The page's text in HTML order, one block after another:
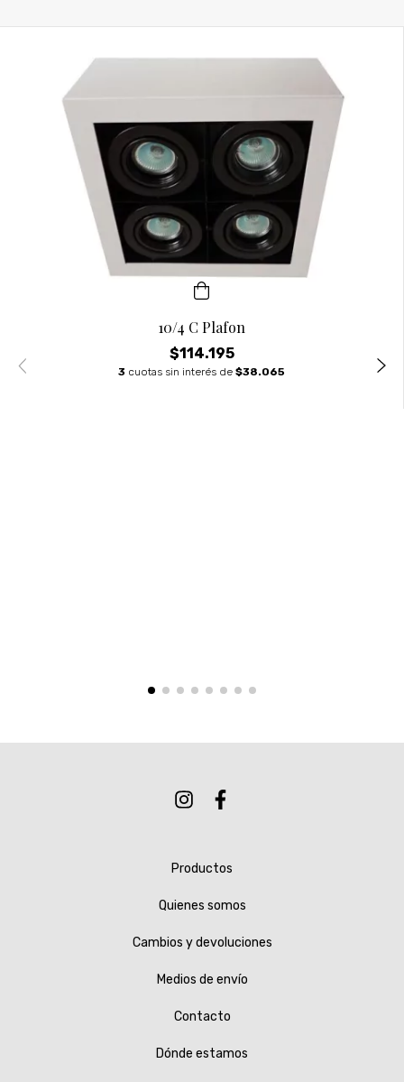
10/4 C Plafon
$114.195
3 cuotas sin interés de $38.065
Productos
Quienes somos
Cambios y devoluciones
Medios de envío
Contacto
Dónde estamos